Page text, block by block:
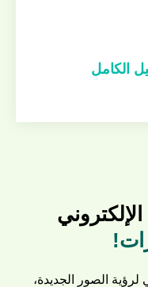
الكامل
الصور الجديدة،